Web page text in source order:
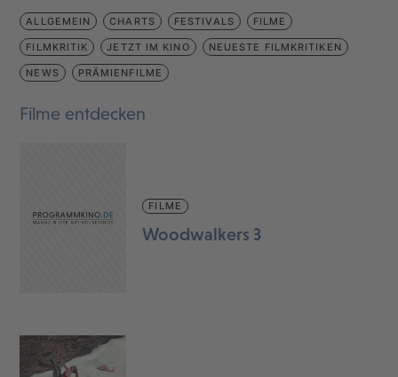
ALLGEMEIN CHARTS FESTIVALS FILME
FILMKRITIK JETZT IM KINO NEUESTE FILMKRITIKEN
NEWS PRÄMIENFILME
Filme entdecken
FILME
Woodwalkers 3